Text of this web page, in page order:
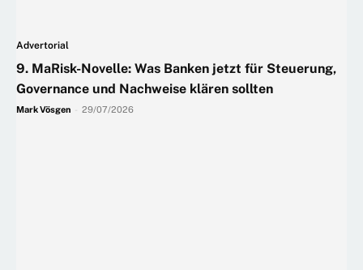
Advertorial
9. MaRisk-Novelle: Was Banken jetzt für Steuerung,
Governance und Nachweise klären sollten
Mark Vösgen 29/07/2026